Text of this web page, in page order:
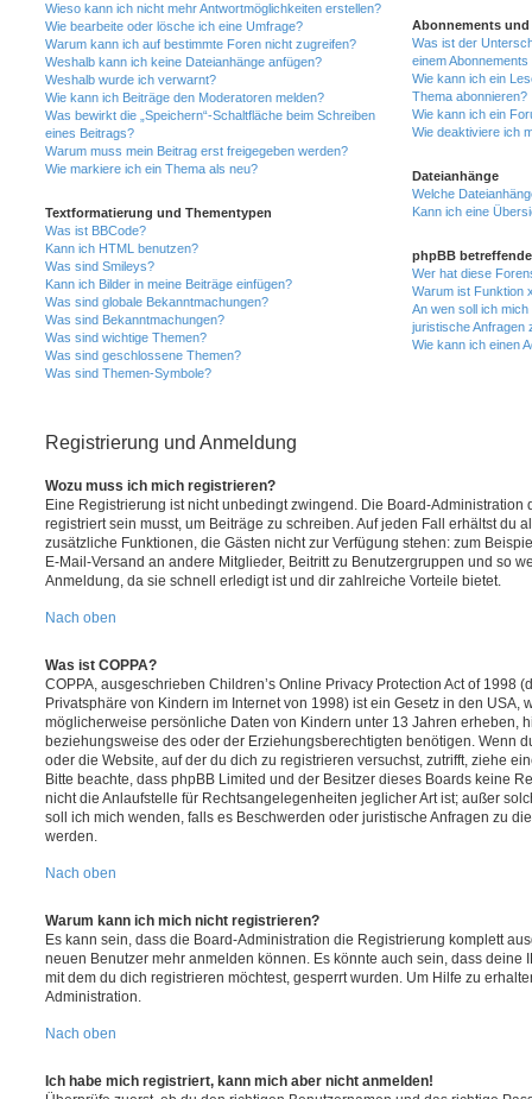
Wieso kann ich nicht mehr Antwortmöglichkeiten erstellen?
Wie bearbeite oder lösche ich eine Umfrage?
Warum kann ich auf bestimmte Foren nicht zugreifen?
Weshalb kann ich keine Dateianhänge anfügen?
Weshalb wurde ich verwarnt?
Wie kann ich Beiträge den Moderatoren melden?
Was bewirkt die „Speichern“-Schaltfläche beim Schreiben
eines Beitrags?
Warum muss mein Beitrag erst freigegeben werden?
Wie markiere ich ein Thema als neu?
Textformatierung und Thementypen
Was ist BBCode?
Kann ich HTML benutzen?
Was sind Smileys?
Kann ich Bilder in meine Beiträge einfügen?
Was sind globale Bekanntmachungen?
Was sind Bekanntmachungen?
Was sind wichtige Themen?
Was sind geschlossene Themen?
Was sind Themen-Symbole?
Abonnements und
Was ist der
einem
Wie kann ich ein
Thema abonnieren?
Wie kann ich ein
Wie deaktiviere ich
Dateianhänge
Welche
Kann ich eine
phpBB
Wer hat diese
Warum ist Funktion
An wen soll ich
juristische Anfragen
Wie kann ich einen
Registrierung und Anmeldung
Wozu muss ich mich registrieren?
Eine Registrierung ist nicht unbedingt zwingend. Die Board-Administration
registriert sein musst, um Beiträge zu schreiben. Auf jeden Fall erhältst du
zusätzliche Funktionen, die Gästen nicht zur Verfügung stehen: zum
E-Mail-Versand an andere Mitglieder, Beitritt zu Benutzergruppen und so
Anmeldung, da sie schnell erledigt ist und dir zahlreiche Vorteile bietet.
Nach oben
Was ist COPPA?
COPPA, ausgeschrieben Children’s Online Privacy Protection Act of 1998
Privatsphäre von Kindern im Internet von 1998) ist ein Gesetz in den USA,
möglicherweise persönliche Daten von Kindern unter 13 Jahren erheben,
beziehungsweise des oder der Erziehungsberechtigten benötigen. Wenn
oder die Website, auf der du dich zu registrieren versuchst, zutrifft, ziehe
Bitte beachte, dass phpBB Limited und der Besitzer dieses Boards keine
nicht die Anlaufstelle für Rechtsangelegenheiten jeglicher Art ist; außer
soll ich mich wenden, falls es Beschwerden oder juristische Anfragen zu
werden.
Nach oben
Warum kann ich mich nicht registrieren?
Es kann sein, dass die Board-Administration die Registrierung komplett
neuen Benutzer mehr anmelden können. Es könnte auch sein, dass deine
mit dem du dich registrieren möchtest, gesperrt wurden. Um Hilfe zu
Administration.
Nach oben
Ich habe mich registriert, kann mich aber nicht anmelden!